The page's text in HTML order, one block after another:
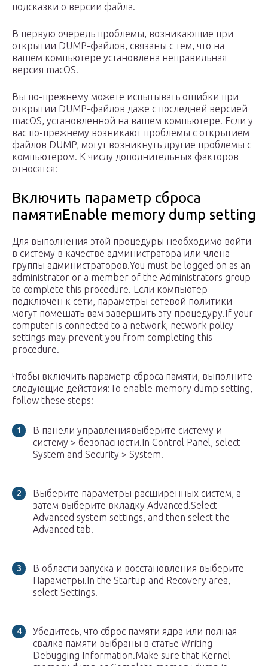
подсказки о версии файла.
В первую очередь проблемы, возникающие при
открытии DUMP-файлов, связаны с тем, что на
вашем компьютере установлена неправильная
версия macOS.
Вы по-прежнему можете испытывать ошибки при
открытии DUMP-файлов даже с последней версией
macOS, установленной на вашем компьютере. Если у
вас по-прежнему возникают проблемы с открытием
файлов DUMP, могут возникнуть другие проблемы с
компьютером. К числу дополнительных факторов
относятся:
Включить параметр сброса
памятиEnable memory dump setting
Для выполнения этой процедуры необходимо войти
в систему в качестве администратора или члена
группы администраторов.You must be logged on as an
administrator or a member of the Administrators group
to complete this procedure. Если компьютер
подключен к сети, параметры сетевой политики
могут помешать вам завершить эту процедуру.If your
computer is connected to a network, network policy
settings may prevent you from completing this
procedure.
Чтобы включить параметр сброса памяти, выполните
следующие действия:To enable memory dump setting,
follow these steps:
В панели управлениявыберите систему и
систему > безопасности.In Control Panel, select
System and Security > System.
Выберите параметры расширенных систем, а
затем выберите вкладку Advanced.Select
Advanced system settings, and then select the
Advanced tab.
В области запуска и восстановления выберите
Параметры.In the Startup and Recovery area,
select Settings.
Убедитесь, что сброс памяти ядра или полная
свалка памяти выбраны в статье Writing
Debugging Information.Make sure that Kernel